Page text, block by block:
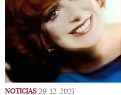
NOTICIAS 29/12/2021